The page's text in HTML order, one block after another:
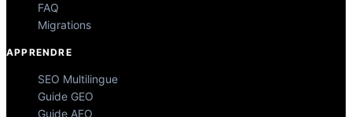
FAQ
Migrations
APPRENDRE
SEO Multilingue
Guide GEO
Guide AEO